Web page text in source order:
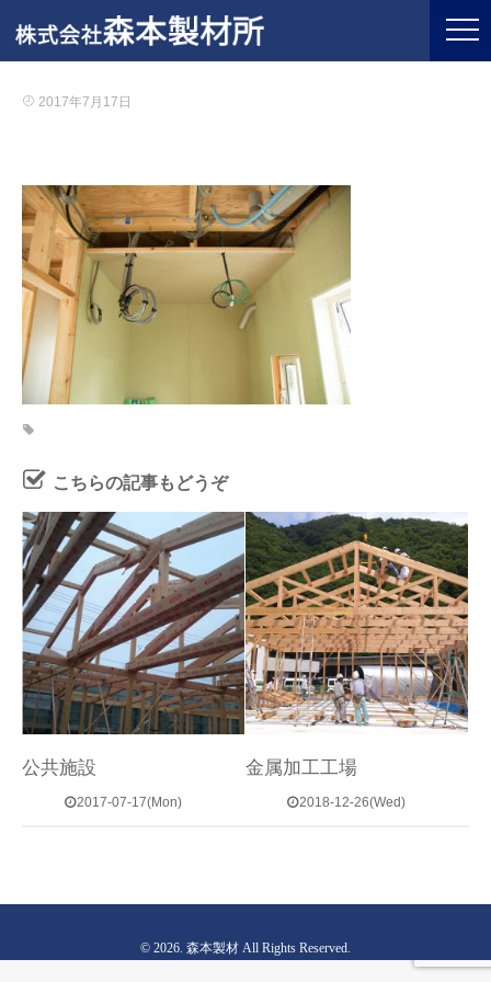
2017年7月17日
こちらの記事もどうぞ
公共施設
2017-07-17(Mon)
金属加工工場
2018-12-26(Wed)
© 2026. 森本製材 All Rights Reserved.